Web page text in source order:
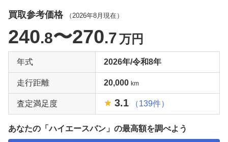
買取参考価格 （ 2026年8月 現在）
240.8〜270.7万円
年式 2026年/令和8年
走行距離 20,000 km
査定満足度 3.1 （139件）
あなたの「ハイエースバン」の最高額を調べよう